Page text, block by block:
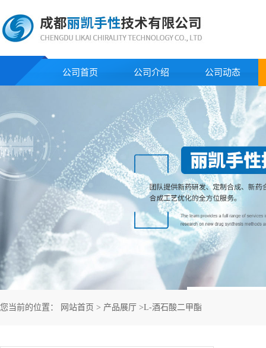
公司首页 公司介绍 公司动态
您当前的位置： 网站首页 > 产品展厅 >L-酒石酸二甲酯